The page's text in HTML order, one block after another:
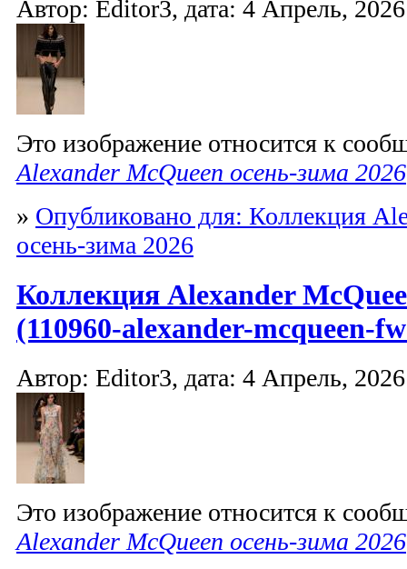
Автор: Editor3, дата: 4 Апрель,
Это изображение относится к
Alexander McQueen осень-зима 2026
» Опубликовано для: Коллекция
осень-зима 2026
Коллекция Alexander
(110960-alexander-mcqueen-
Автор: Editor3, дата: 4 Апрель,
Это изображение относится к
Alexander McQueen осень-зима 2026